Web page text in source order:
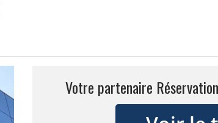
Votre partenaire